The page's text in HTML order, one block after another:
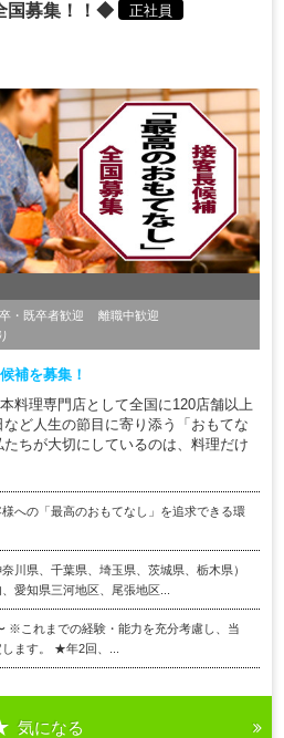
国募集！！◆
正社員
・既卒者歓迎
離職中歓迎
補を募集！
料理専門店として全国に120店舗以上
ど人生の節目に寄り添う「おもてな
ちが大切にしているのは、料理だけ
への「最高のおもてなし」を追求できる環
川県、千葉県、埼玉県、茨城県、栃木県）
愛知県三河地区、尾張地区...
※これまでの経験・能力を充分考慮し、当
ます。 ★年2回、...
気になる